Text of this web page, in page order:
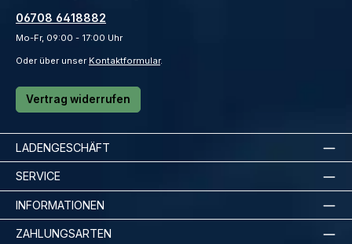
06708 6418882
Mo-Fr, 09:00 - 17:00 Uhr
Oder über unser Kontaktformular.
Vertrag widerrufen
LADENGESCHÄFT
SERVICE
INFORMATIONEN
ZAHLUNGSARTEN